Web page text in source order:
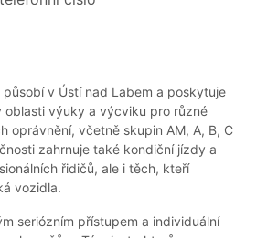
působí v Ústí nad Labem a poskytuje
oblasti výuky a výcviku pro různé
oprávnění, včetně skupin AM, A, B, C
zahrnuje také kondiční jízdy a
řidičů, ale i těch, kteří
vozidla.
seriózním přístupem a individuální